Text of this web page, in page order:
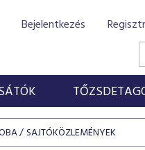
Bejelentkezés
SAJTÓKÖZLEMÉNYEK